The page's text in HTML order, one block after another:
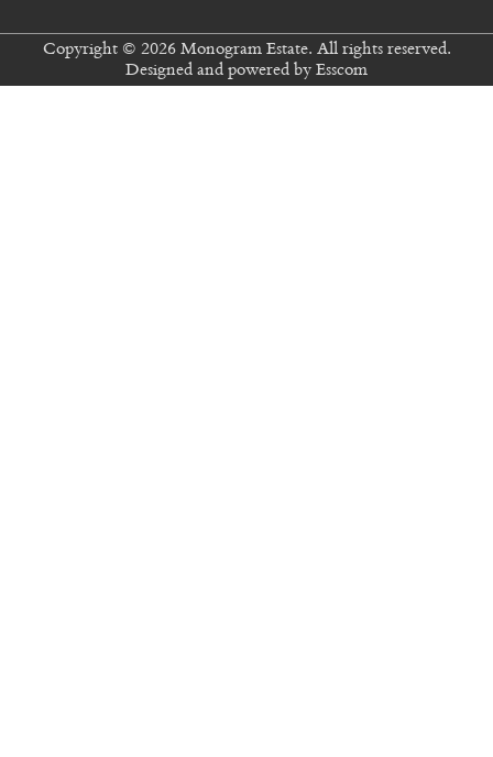
Copyright © 2026 Monogram Estate. All rights reserved.
Designed and powered by Esscom